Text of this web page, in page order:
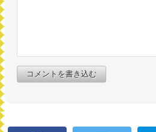
コメントを書き込む